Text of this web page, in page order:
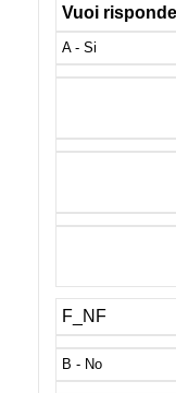
Vuoi
A - Si
F_NF
B - No